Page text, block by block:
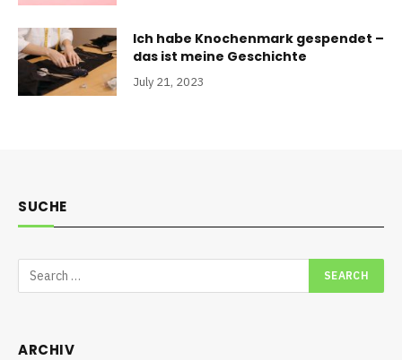
Ich habe Knochenmark gespendet –
das ist meine Geschichte
July 21, 2023
SUCHE
ARCHIV